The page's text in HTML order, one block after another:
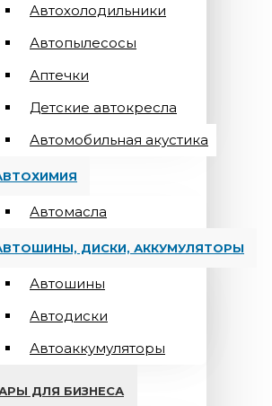
Автохолодильники
Автопылесосы
Аптечки
Детские автокресла
Автомобильная акустика
Автомасла
ДИСКИ, АККУМУЛЯТОРЫ
Автошины
Автодиски
Автоаккумуляторы
ДЛЯ БИЗНЕСА